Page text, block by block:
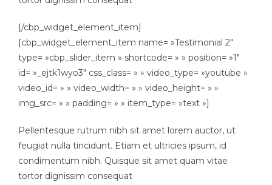
[/cbp_widget_element_item]
[cbp_widget_element_item name= »Testimonial 2″
type= »cbp_slider_item » shortcode= » » position= »1″
id= »_ejtk1wyo3″ css_class= » » video_type= »youtube »
video_id= » » video_width= » » video_height= » »
img_src= » » padding= » » item_type= »text »]
Pellentesque rutrum nibh sit amet lorem auctor, ut
feugiat nulla tincidunt. Etiam et ultricies ipsum, id
condimentum nibh. Quisque sit amet quam vitae
tortor dignissim consequat